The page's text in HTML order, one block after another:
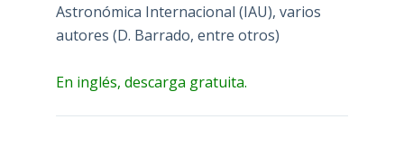
Astronómica Internacional (IAU), varios
autores (D. Barrado, entre otros)
En inglés, descarga gratuita.